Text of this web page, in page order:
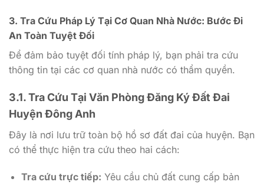
3. Tra Cứu Pháp Lý Tại Cơ Quan Nhà Nước: Bước Đi
An Toàn Tuyệt Đối
Để đảm bảo tuyệt đối tính pháp lý, bạn phải tra cứu
thông tin tại các cơ quan nhà nước có thẩm quyền.
3.1. Tra Cứu Tại Văn Phòng Đăng Ký Đất Đai
Huyện Đông Anh
Đây là nơi lưu trữ toàn bộ hồ sơ đất đai của huyện. Bạn
có thể thực hiện tra cứu theo hai cách:
Tra cứu trực tiếp: Yêu cầu chủ đất cung cấp bản